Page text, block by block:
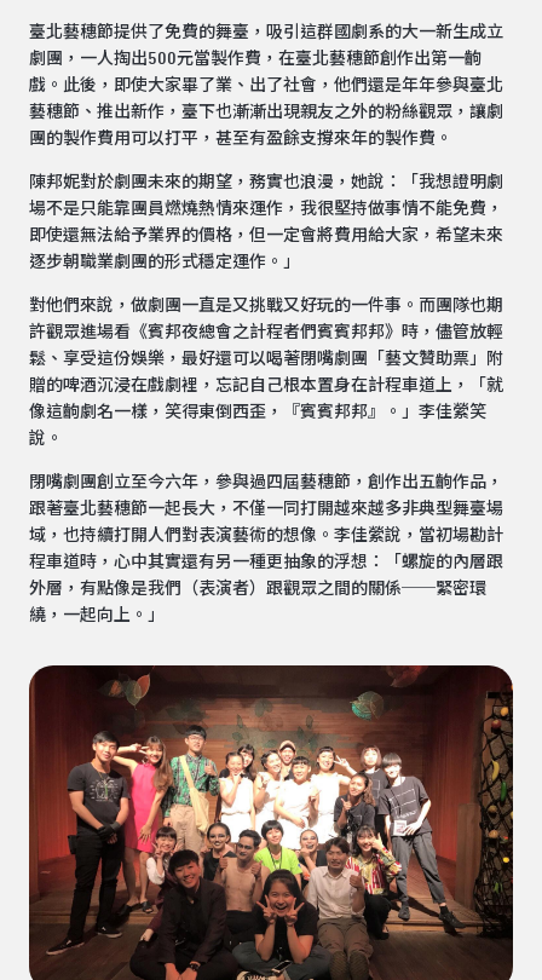
臺北藝穗節提供了免費的舞臺，吸引這群國劇系的大一新生成立
劇團，一人掏出500元當製作費，在臺北藝穗節創作出第一齣
戲。此後，即使大家畢了業、出了社會，他們還是年年參與臺北
藝穗節、推出新作，臺下也漸漸出現親友之外的粉絲觀眾，讓劇
團的製作費用可以打平，甚至有盈餘支撐來年的製作費。
陳邦妮對於劇團未來的期望，務實也浪漫，她說：「我想證明劇
場不是只能靠團員燃燒熱情來運作，我很堅持做事情不能免費，
即使還無法給予業界的價格，但一定會將費用給大家，希望未來
逐步朝職業劇團的形式穩定運作。」
對他們來說，做劇團一直是又挑戰又好玩的一件事。而團隊也期
許觀眾進場看《賓邦夜總會之計程者們賓賓邦邦》時，儘管放輕
鬆、享受這份娛樂，最好還可以喝著閉嘴劇團「藝文贊助票」附
贈的啤酒沉浸在戲劇裡，忘記自己根本置身在計程車道上，「就
像這齣劇名一樣，笑得東倒西歪，『賓賓邦邦』。」李佳縈笑
說。
閉嘴劇團創立至今六年，參與過四屆藝穗節，創作出五齣作品，
跟著臺北藝穗節一起長大，不僅一同打開越來越多非典型舞臺場
域，也持續打開人們對表演藝術的想像。李佳縈說，當初場勘計
程車道時，心中其實還有另一種更抽象的浮想：「螺旋的內層跟
外層，有點像是我們（表演者）跟觀眾之間的關係──緊密環
繞，一起向上。」